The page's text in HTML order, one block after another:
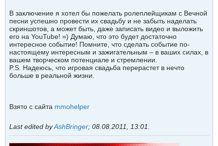
В заключение я хотел бы пожелать ролеплейщикам с Вечной
песни успешно провести их свадьбу и не забыть наделать
скриншотов, а может быть, даже записать видео и выложить
его на YouTube! =) Думаю, что это будет достаточно
интересное событие! Помните, что сделать событие по-
настоящему интересным и зажигательным – в ваших силах, в
вашем творческом потенциале и стремлении.
P.S. Надеюсь, что игровая свадьба перерастет в нечто
больше в реальной жизни.
Взято с сайта mmohelper
Last edited byAshBringer; 08.08.2011, 13:01